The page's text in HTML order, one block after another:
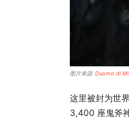
图片来源: Duomo di
这里被封为世
3,400 座鬼斧